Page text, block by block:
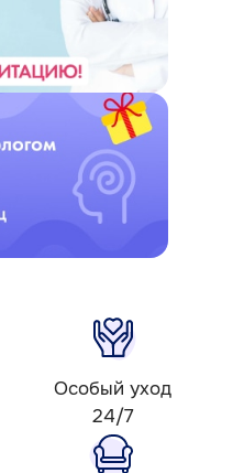
Особый уход
24/7